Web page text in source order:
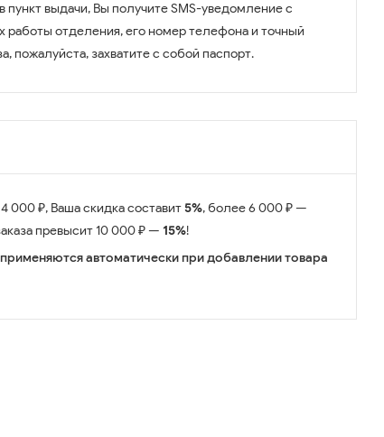
пункт выдачи, Вы получите SMS-уведомление с
работы отделения, его номер телефона и точный
пожалуйста, захватите с собой паспорт.
000 ₽, Ваша скидка составит5%, более 6 000 ₽ —
превысит 10 000 ₽ — 15%!
автоматически при добавлении товара